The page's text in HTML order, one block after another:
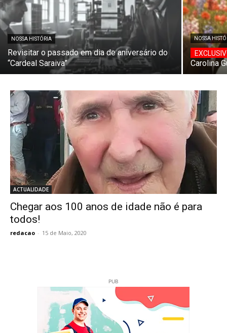
NOSSA HISTÓRIA
Revisitar o passado em dia de aniversário do
“Cardeal Saraiva”
NOSSA
Carolina
ACTUALIDADE
Chegar aos 100 anos de idade não é para
todos!
redacao - 15 de Maio, 2020
PUB